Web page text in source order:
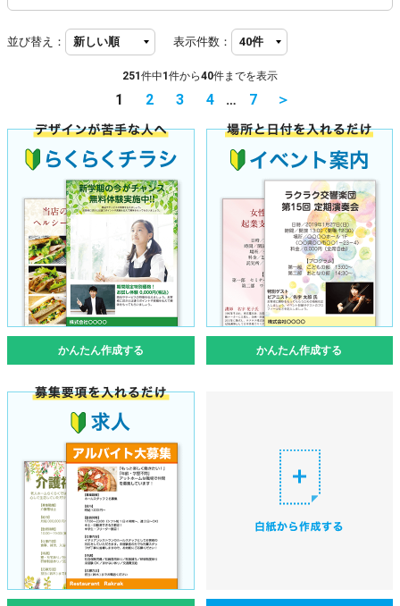
並び替え： 表示件数：
251 件中1 件から40件までを表示
1 2 3 4 … 7 ＞
かんたん作成する かんたん作成する